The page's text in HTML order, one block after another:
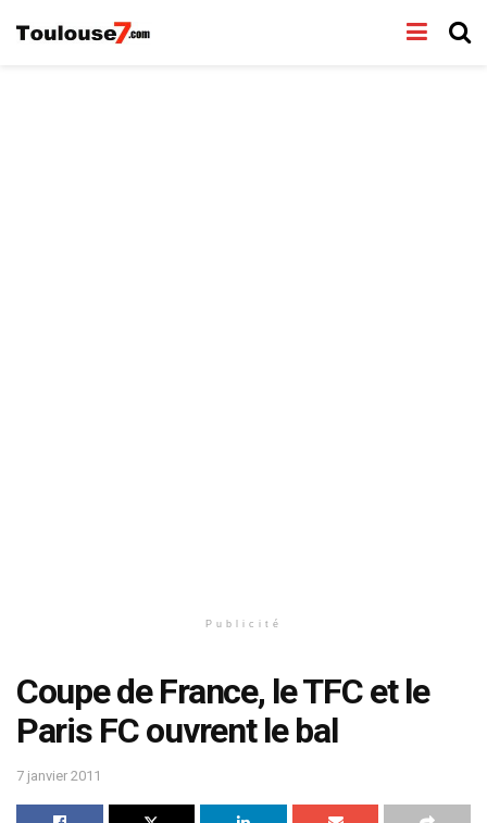
Publicité
Coupe de France, le TFC et le
Paris FC ouvrent le bal
7 janvier 2011